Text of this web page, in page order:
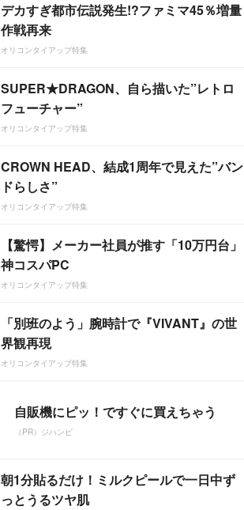
デカすぎ都市伝説発生!?ファミマ45％増量
作戦再来
オリコンタイアップ特集
SUPER★DRAGON、自ら描いた”レトロ
フューチャー”
オリコンタイアップ特集
CROWN HEAD、結成1周年で見えた”バン
ドらしさ”
オリコンタイアップ特集
【驚愕】メーカー社員が推す「10万円台」
神コスパPC
オリコンタイアップ特集
「別班のよう」腕時計で『VIVANT』の世
界観再現
オリコンタイアップ特集
自販機にピッ！ですぐに買えちゃう
（PR）ジハンピ
朝1分貼るだけ！ミルクピールで一日中ず
っとうるツヤ肌